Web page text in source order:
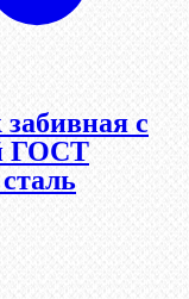
с
ГОСТ